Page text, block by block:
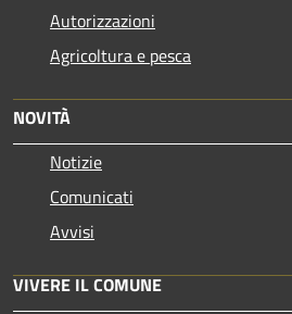
Autorizzazioni
Agricoltura e pesca
NOVITÀ
Notizie
Comunicati
Avvisi
VIVERE IL COMUNE